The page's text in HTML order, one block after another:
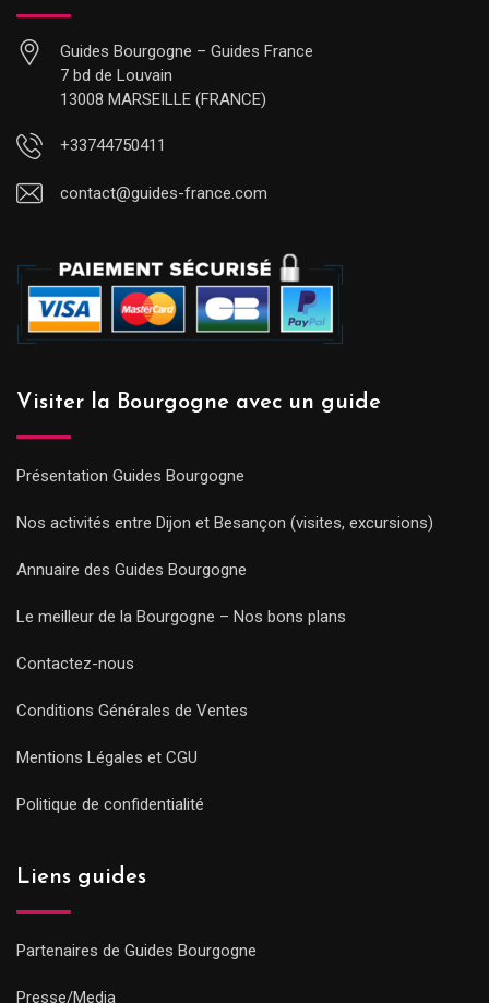
Guides Bourgogne – Guides France
7 bd de Louvain
13008 MARSEILLE (FRANCE)
+33744750411
contact@guides-france.com
Visiter la Bourgogne avec un guide
Présentation Guides Bourgogne
Nos activités entre Dijon et Besançon (visites, excursions)
Annuaire des Guides Bourgogne
Le meilleur de la Bourgogne – Nos bons plans
Contactez-nous
Conditions Générales de Ventes
Mentions Légales et CGU
Politique de confidentialité
Liens guides
Partenaires de Guides Bourgogne
Presse/Media